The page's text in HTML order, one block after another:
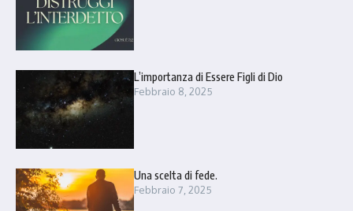
L’importanza di Essere Figli di Dio
Febbraio 8, 2025
Una scelta di fede.
Febbraio 7, 2025